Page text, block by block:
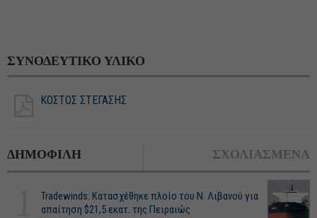
ΣΥΝΟΔΕΥΤΙΚΟ ΥΛΙΚΟ
ΚΟΣΤΟΣ ΣΤΕΓΑΣΗΣ
ΔΗΜΟΦΙΛΗ ΣΧΟΛΙΑΣΜΕΝΑ
Tradewinds: Κατασχέθηκε πλοίο του Ν. Λιβανού για
απαίτηση $21,5 εκατ. της Πειραιώς